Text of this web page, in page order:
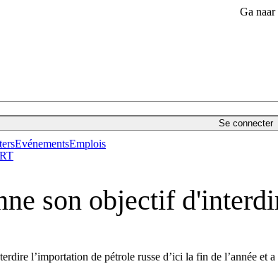
Ga
Se connecter
EvénementsEmplois
son objectif
l’importation de pétrole russe d’ici la fin de l’année et